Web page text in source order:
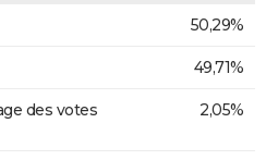
50,29%
49,71%
des votes
2,05%